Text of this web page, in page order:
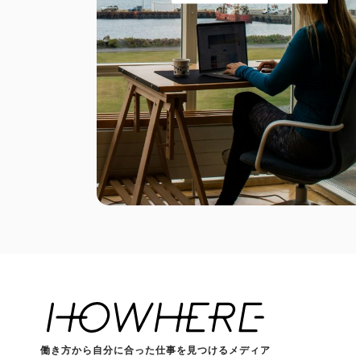
働き方から自分に合った仕事を見つけるメディア